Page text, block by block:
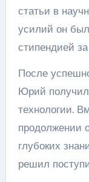
статьи в
усилий он
стипендией
После
Юрий получил
технологии.
продолжении
глубоких
решил